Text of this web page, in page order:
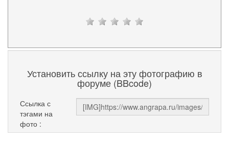
Установить ссылку на эту фотографию в
форуме (BBcode)
Ссылка с
тэгами на
фото :